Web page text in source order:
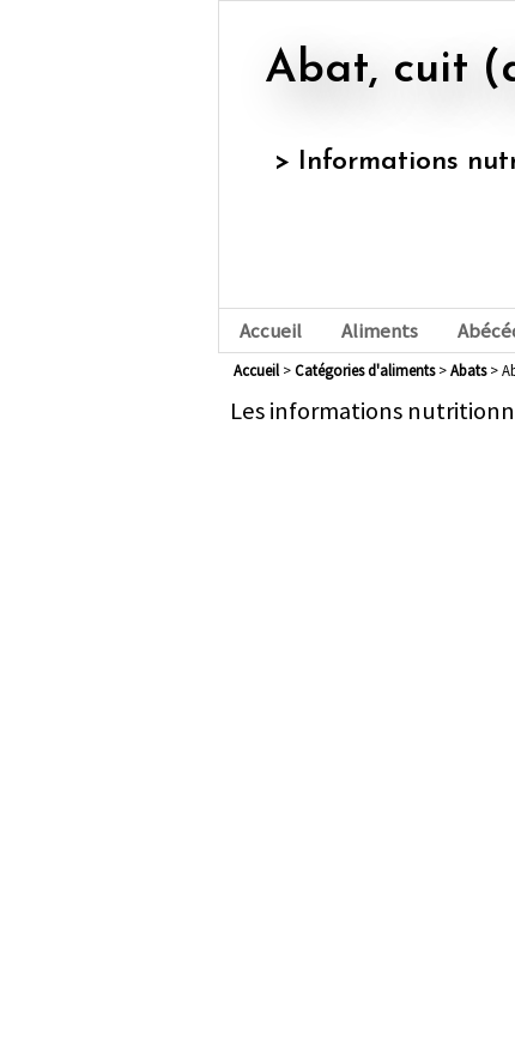
Abat, cuit
> Informations
Accueil Aliments
Accueil> Catégories d'aliments> abats>
Les informations